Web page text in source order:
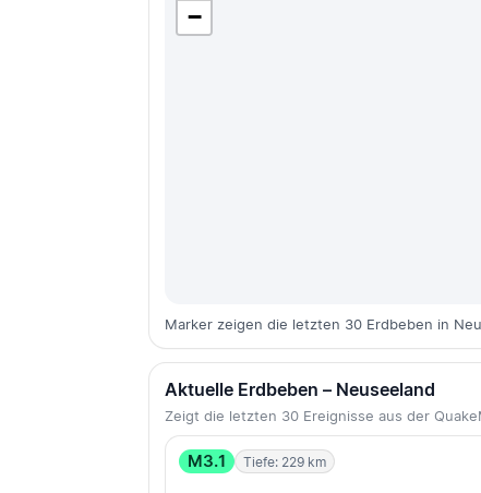
−
Marker zeigen die letzten 30 Erdbeben in
Aktuelle Erdbeben – Neuseeland
Zeigt die letzten 30 Ereignisse aus der
M3.1 Tiefe: 229 km